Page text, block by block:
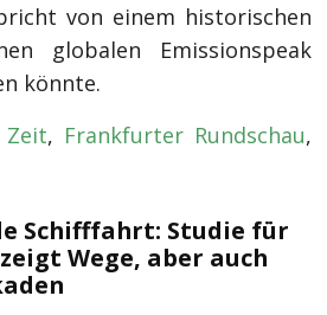
von einem historischen
globalen Emissionspeak
könnte.
Zeit, Frankfurter Rundschau,
Schifffahrt: Studie für
Wege, aber auch